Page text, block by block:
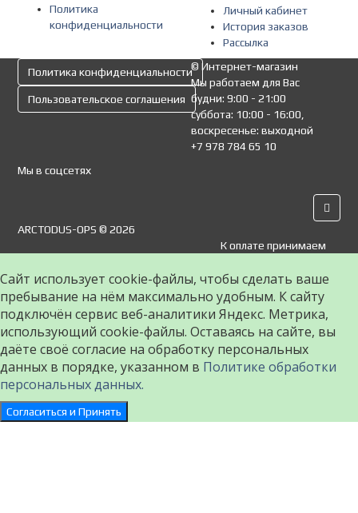
Политика
конфиденциальности
Личный кабинет
История заказов
Рассылка
Политика конфиденциальности
Пользовательское соглашения
© Интернет-магазин
Мы работаем для Вас
будни: 9:00 - 21:00
суббота: 10:00 - 16:00,
воскресенье: выходной
+7 978 784 65 10
Мы в соцсетях
ARCTODUS-OPS © 2026
К оплате принимаем
Сайт использует cookie-файлы, чтобы сделать ваше
пребывание на нём максимально удобным. К cайту
подключён сервис веб-аналитики Яндекс. Метрика,
использующий cookie-файлы. Оставаясь на сайте, вы
даёте своё согласие на обработку персональных
данных в порядке, указанном в Политике обработки
персональных данных.
Согласиться и Принять